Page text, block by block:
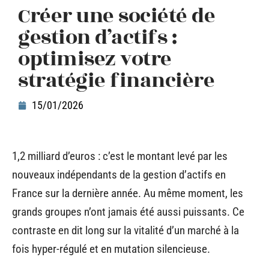
Créer une société de
gestion d’actifs :
optimisez votre
stratégie financière
15/01/2026
1,2 milliard d’euros : c’est le montant levé par les
nouveaux indépendants de la gestion d’actifs en
France sur la dernière année. Au même moment, les
grands groupes n’ont jamais été aussi puissants. Ce
contraste en dit long sur la vitalité d’un marché à la
fois hyper-régulé et en mutation silencieuse.